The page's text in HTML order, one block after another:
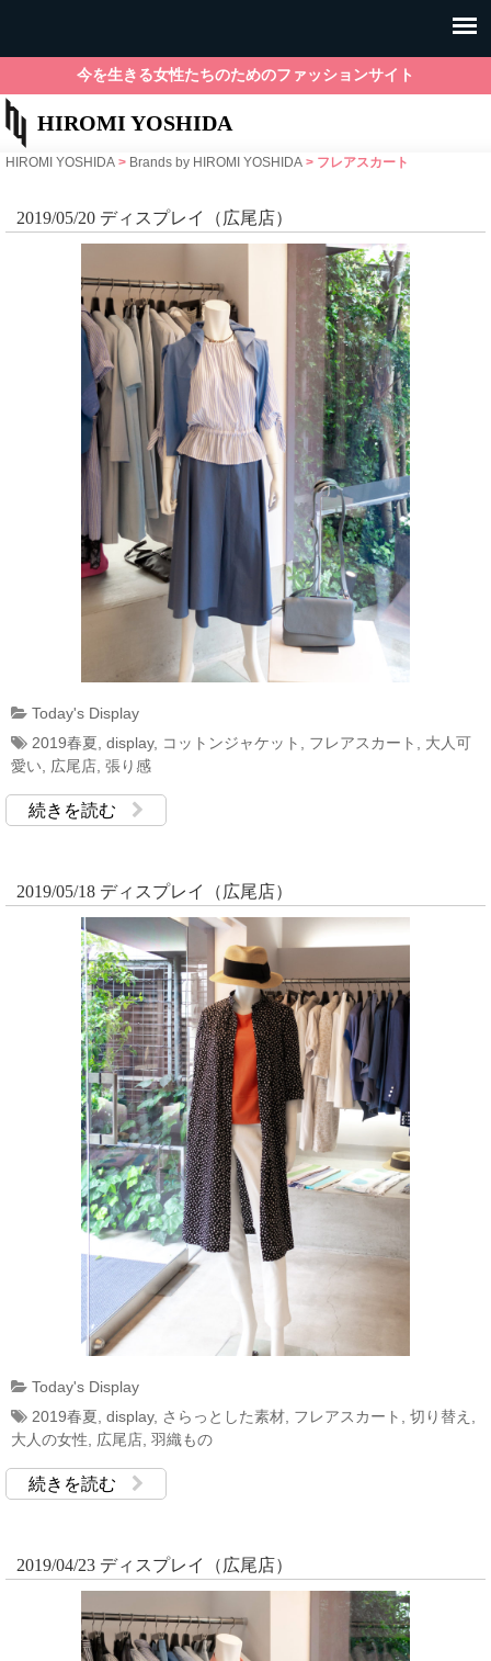
HIROMI YOSHIDA
今を生きる女性たちのためのファッションサイト
HIROMI YOSHIDA > Brands by HIROMI YOSHIDA > フレアスカート
2019/05/20 ディスプレイ（広尾店）
Today's Display
2019春夏 display, コットンジャケット フレアスカート
大人可
愛い
広尾店 張り感
続きを読む
2019/05/18 ディスプレイ（広尾店）
Today's Display
2019春夏 display, さらっとした素材 フレアスカート 切り替え
大人の女性
広尾店 羽織もの
続きを読む
2019/04/23 ディスプレイ（広尾店）